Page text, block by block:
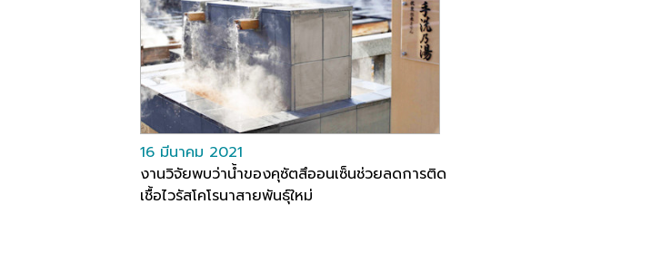
16 มีนาคม 2021
งานวิจัยพบว่าน้ำของคุซัตสึออนเซ็นช่วยลดการติด
เชื้อไวรัสโคโรนาสายพันธุ์ใหม่